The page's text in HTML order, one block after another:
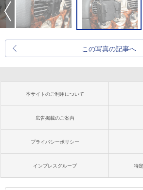
この写真の記事へ
本サイトのご利用について
広告掲載のご案内
プライバシーポリシー
インプレスグループ 特